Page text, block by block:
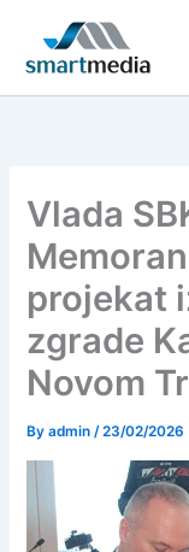
content
Vlada
projekat
zgrade
Novom
Byadmin/23/02/2026